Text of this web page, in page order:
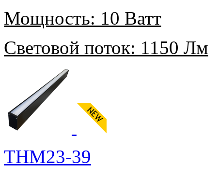
Мощность: 10 Ватт
Световой поток: 1150 Лм
THM23-39